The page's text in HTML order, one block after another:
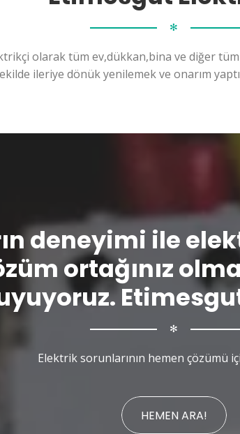
✻
olarak tüm ev,dükkan,bina ve diğer tüm
ileriye dönük yenilemek ve onarım
deneyimi ile
ortağınız
✻
Elektrik sorunlarının hemen çözümü
HEMEN ARA!